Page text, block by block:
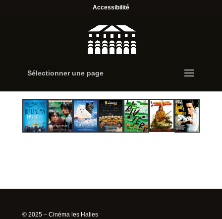
Accessibilité
Sélectionner une page
© 2025 – Cinéma les Halles